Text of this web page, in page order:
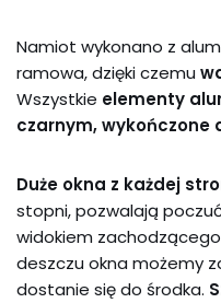
Namiot wykonano z
ramowa, dzięki czemu
Wszystkie elementy
czarnym,
Duże okna z każdej
stopni, pozwalają
widokiem
deszczu okna możemy
dostanie się do środka.